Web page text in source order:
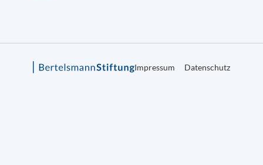
Impressum Datenschutz